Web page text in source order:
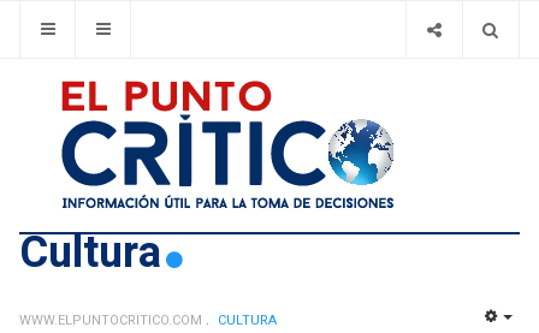
Cultura
WWW.ELPUNTOCRITICO.COM
CULTURA